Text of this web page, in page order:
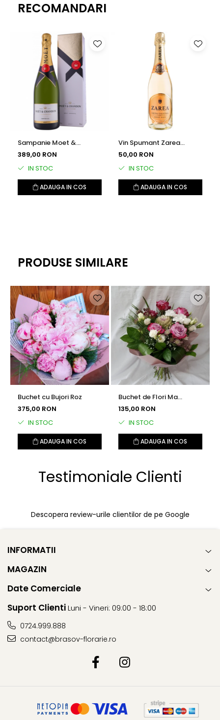
RECOMANDARI
Sampanie Moet &
Chandon Brut Imperial,
389,00 RON
IN STOC
ADAUGA IN COS
Vin Spumant Zarea
Crystal Collection, Alb
50,00 RON
IN STOC
ADAUGA IN COS
PRODUSE SIMILARE
Buchet cu Bujori Roz
375,00 RON
IN STOC
ADAUGA IN COS
Buchet de Flori Ma
Gandesc la Tine
135,00 RON
IN STOC
ADAUGA IN COS
Testimoniale Clienti
Descopera review-urile clientilor de pe Google
INFORMATII
MAGAZIN
Date Comerciale
Suport ClientiLuni - Vineri: 09:00 - 18:00
0724.999.888
contact@brasov-florarie.ro